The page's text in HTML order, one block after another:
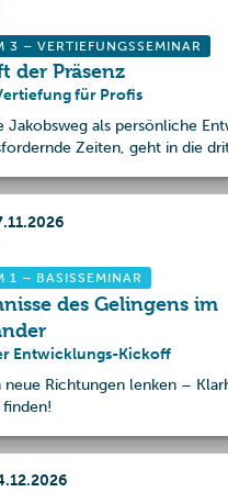
3 – VERTIEFUNGSSEMINAR
der Präsenz
für Profis
Jakobsweg als persönliche
Zeiten, geht in die
.11.2026
1 – BASISSEMINAR
des Gelingens im
Entwicklungs-Kickoff
neue Richtungen lenken –
finden!
.12.2026